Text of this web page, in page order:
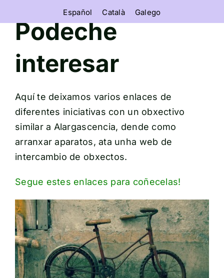
to
content
Español Català Galego
Podeche
interesar
Aquí te deixamos varios enlaces de
diferentes iniciativas con un obxectivo
similar a Alargascencia, dende como
arranxar aparatos, ata unha web de
intercambio de obxectos.
Segue estes enlaces para coñecelas!